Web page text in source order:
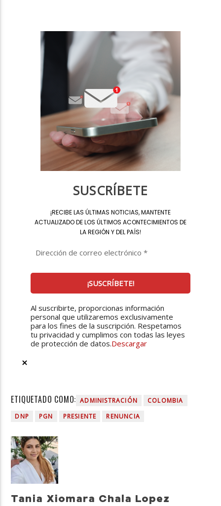
SUSCRÍBETE
¡RECIBE LAS ÚLTIMAS NOTICIAS, MANTENTE
ACTUALIZADO DE LOS ÚLTIMOS ACONTECIMIENTOS DE
LA REGIÓN Y DEL PAÍS!
Al suscribirte, proporcionas información
personal que utilizaremos exclusivamente
para los fines de la suscripción. Respetamos
tu privacidad y cumplimos con todas las leyes
de protección de datos.Descargar
ETIQUETADO COMO: ADMINISTRACIÓN
COLOMBIA
DNP
PGN PRESIENTE RENUNCIA
Tania Xiomara Chala Lopez